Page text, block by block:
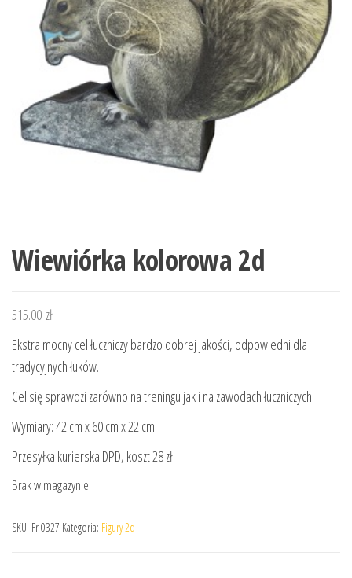
Wiewiórka kolorowa 2d
515.00 zł
Ekstra mocny cel łuczniczy bardzo dobrej jakości, odpowiedni dla
tradycyjnych łuków.
Cel się sprawdzi zarówno na treningu jak i na zawodach łuczniczych
Wymiary: 42 cm x 60 cm x 22 cm
Przesyłka kurierska DPD, koszt 28 zł
Brak w magazynie
SKU: Fr 0327 Kategoria: Figury 2d